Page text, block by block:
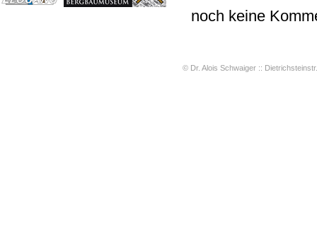
noch keine
© Dr. Alois Schwaiger ::